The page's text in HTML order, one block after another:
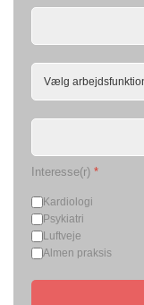
Interesse(r) *
Kardiologi
Psykiatri
Luftveje
Almen praksis